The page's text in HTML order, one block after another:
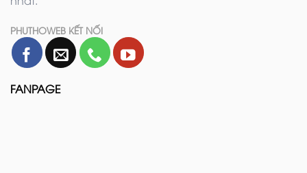
PHUTHOWEB KẾT NỐI
FANPAGE